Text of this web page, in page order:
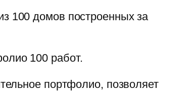
100 домов построенных за
100 работ.
портфолио, позволяет